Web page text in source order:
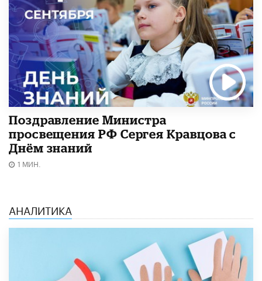
Поздравление Министра
просвещения РФ Сергея Кравцова с
Днём знаний
1 МИН.
АНАЛИТИКА